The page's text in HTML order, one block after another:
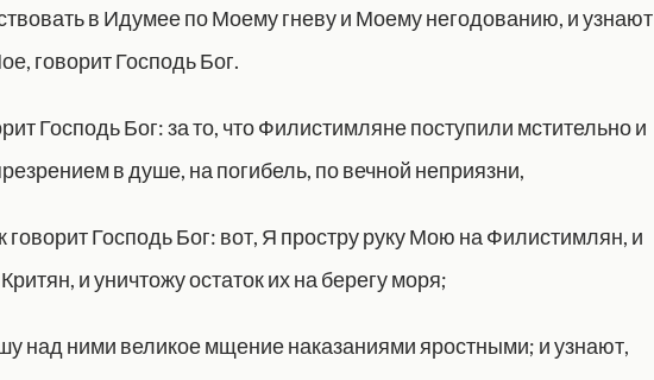
в Идумее по Моему гневу и Моему негодованию, и узнают
говорит Господь Бог.
Господь Бог: за то, что Филистимляне поступили мстительно и
в душе, на погибель, по вечной неприязни,
говорит Господь Бог: вот, Я простру руку Мою на Филистимлян, и
и уничтожу остаток их на берегу моря;
над ними великое мщение наказаниями яростными; и узнают,